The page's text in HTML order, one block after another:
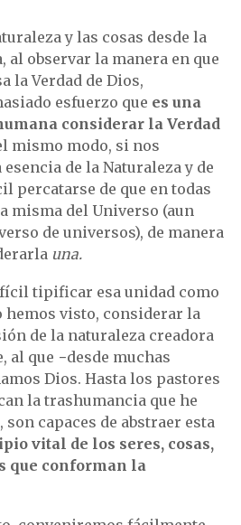
y las cosas desde la
al observar la manera en que
la Verdad de Dios,
esfuerzo que es una
considerar la Verdad
mismo modo, si nos
de la Naturaleza y de
percatarse de que en todas
misma del Universo (aun
de universos), de manera
una.
tipificar esa unidad como
hemos visto, considerar la
de la naturaleza creadora
al que −desde muchas
Dios. Hasta los pastores
la trashumancia que he
capaces de abstraer esta
vital de los seres, cosas,
que conforman la